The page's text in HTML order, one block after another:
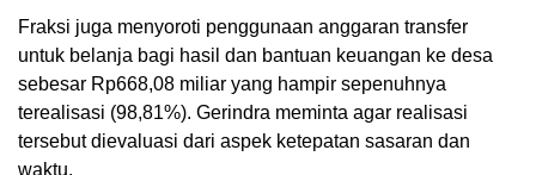
Fraksi juga menyoroti penggunaan anggaran transfer
untuk belanja bagi hasil dan bantuan keuangan ke desa
sebesar Rp668,08 miliar yang hampir sepenuhnya
terealisasi (98,81%). Gerindra meminta agar realisasi
tersebut dievaluasi dari aspek ketepatan sasaran dan
waktu.